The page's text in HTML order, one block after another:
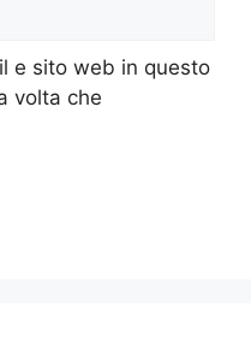
e sito web in questo
volta che